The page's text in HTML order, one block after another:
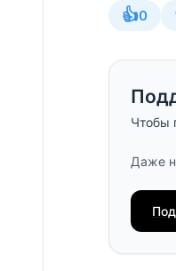
👍0
Чтобы
Даже